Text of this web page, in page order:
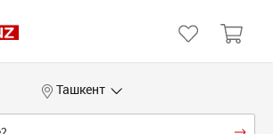
Ташкент